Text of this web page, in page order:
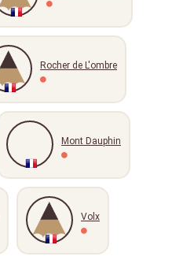
Rocher de L'ombre
Mont Dauphin
Volx